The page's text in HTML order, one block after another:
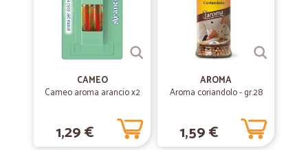
CAMEO
Cameo aroma arancio x2
1,29 €
AROMA
Aroma coriandolo - gr.28
1,59 €